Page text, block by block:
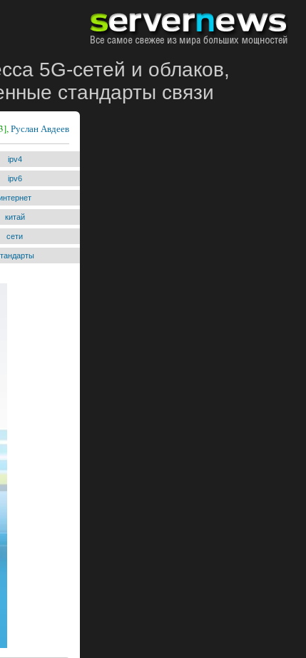
5G-сетей и облаков,
стандарты связи
Руслан Авдеев
ipv4
ipv6
китай
сети